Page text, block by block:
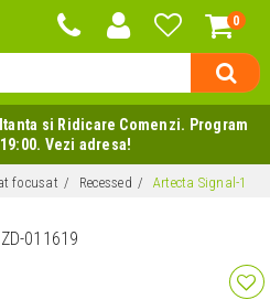
0
si Ridicare Comenzi. Program
Vezi adresa!
focusat Recessed Artecta Signal-1
ZD-011619